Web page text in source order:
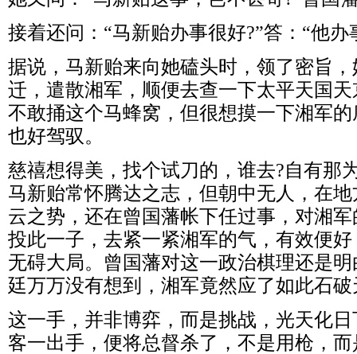
接着还问：“马新贻办事很好?”答：“他办
据说，马新贻来向她磕头时，领了密旨
迁，遣散湘军，顺便去查一下太平天国
不敢捅这个马蜂窝，但很想摸一下湘军
也好驾驭。
慈禧想得美，找个试刀的，谁去?自有那
马新贻常怀腾达之志，但朝中无人，在
云之势，还在曾国藩帐下任过事，对湘
投此一子，去紧一紧湘军的气，有效便
无碍大局。曾国藩对这一政治棋理还是
廷万万没有想到，湘军竟然应了如此石
这一手，并非博弈，而是挑战，光天化
客一出手，便将总督杀了，不是用枪，